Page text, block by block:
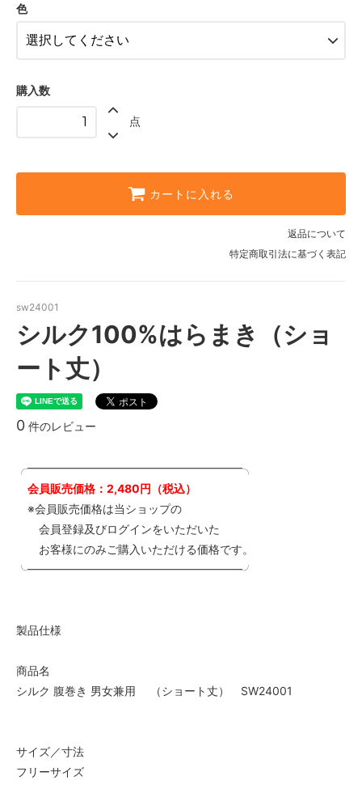
色
購入数
点
カートに入れる
返品について
特定商取引法に基づく表記
sw24001
シルク100%はらまき（ショ
ート丈）
0 件のレビュー
╭━━━━━━━━━━━━━━━━━━━╮
会員販売価格：2,480円（税込）
※会員販売価格は当ショップの
会員登録及びログインをいただいた
お客様にのみご購入いただける価格です。
╰━━━━━━━━━━━━━━━━━━━╯
製品仕様
商品名
シルク 腹巻き 男女兼用 （ショート丈） SW24001
サイズ／寸法
フリーサイズ